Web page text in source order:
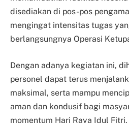
disediakan di pos-pos
mengingat intensitas tugas
berlangsungnya Operasi
Dengan adanya kegiatan ini,
personel dapat terus
maksimal, serta mampu
aman dan kondusif bagi
momentum Hari Raya Idul Fitri.